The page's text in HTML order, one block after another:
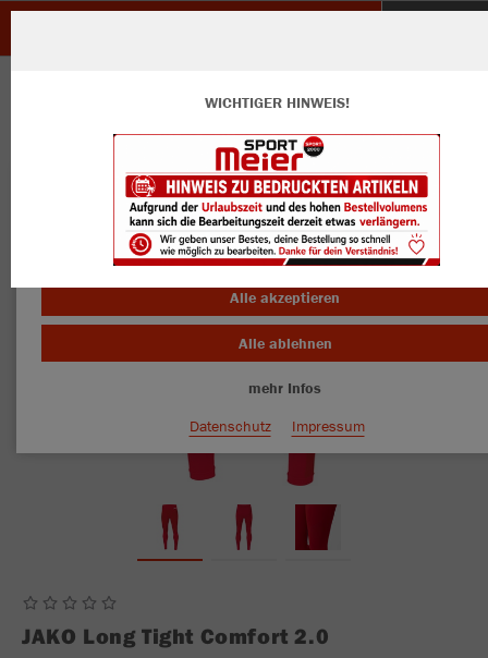
JAKO Long Tight Comfort 2.0
WICHTIGER HINWEIS!
Wir verwenden Cookies
Durch die Analyse der Besucherdaten können wir dir personalisierte
Inhalte anzeigen und unsere Website verbessern. Weitere
zu den Cookies findest Du in den Einstellungen.
Alle akzeptieren
Alle ablehnen
mehr Infos
Datenschutz
Impressum